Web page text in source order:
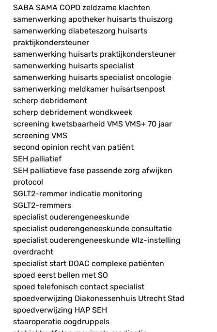
SABA SAMA COPD zeldzame klachten
samenwerking apotheker huisarts thuiszorg
samenwerking diabeteszorg huisarts
praktijkondersteuner
samenwerking huisarts praktijkondersteuner
samenwerking huisarts specialist
samenwerking huisarts specialist oncologie
samenwerking meldkamer huisartsenpost
scherp debridement
scherp debridement wondkweek
screening kwetsbaarheid VMS VMS+ 70 jaar
screening VMS
second opinion recht van patiënt
SEH palliatief
SEH palliatieve fase passende zorg afwijken
protocol
SGLT2-remmer indicatie monitoring
SGLT2-remmers
specialist ouderengeneeskunde
specialist ouderengeneeskunde consultatie
specialist ouderengeneeskunde Wlz-instelling
overdracht
specialist start DOAC complexe patiënten
spoed eerst bellen met SO
spoed telefonisch contact specialist
spoedverwijzing Diakonessenhuis Utrecht Stad
spoedverwijzing HAP SEH
staaroperatie oogdruppels